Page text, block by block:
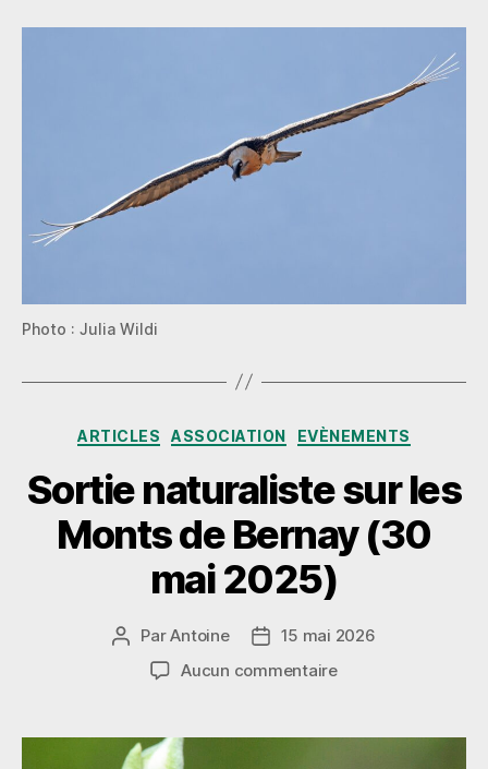
Photo : Julia Wildi
Catégories
ARTICLES ASSOCIATION EVÈNEMENTS
Sortie naturaliste sur les
Monts de Bernay (30
mai 2025)
Auteur
l’article
ParAntoine
Date15 mai 2026
Aucun commentairesur
sur